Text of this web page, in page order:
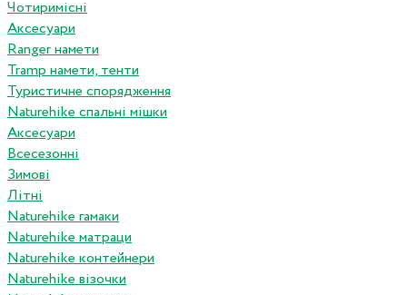
Чотиримісні
Аксесуари
Ranger намети
Tramp намети, тенти
Туристичне спорядження
Naturehike спальні мішки
Аксесуари
Всесезонні
Зимові
Літні
Naturehike гамаки
Naturehike матраци
Naturehike контейнери
Naturehike візочки